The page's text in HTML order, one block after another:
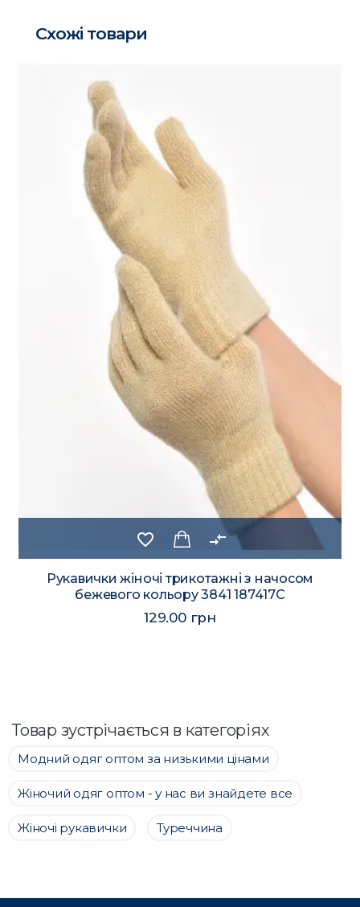
Схожі товари
favorite_border compare_arrows
Рукавички жіночі трикотажні з начосом
бежевого кольору 3841 187417C
129.00 грн
Товар зустрічається в категоріях
Модний одяг оптом за низькими цінами
Жіночий одяг оптом - у нас ви знайдете все
Жіночі рукавички Туреччина